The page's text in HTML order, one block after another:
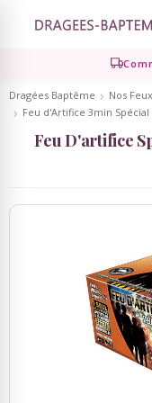
Dragées
Compositions
Présentoirs à
Contenants
Candy Bar, Bar
Décoration de
Bougies de
Décoration de
Ambiance
Contenants
Ruban
Serviettes
Mignonettes
Dragées Baptême
Nos
Feu d'Artifice 3min Spécial
Feu D'artifice